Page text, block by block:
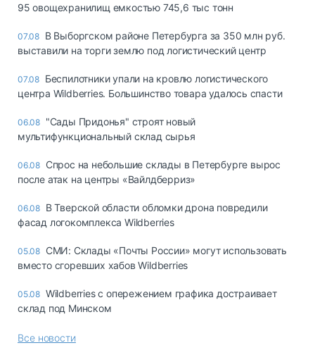
95 овощехранилищ емкостью 745,6 тыс тонн
07.08 В Выборгском районе Петербурга за 350 млн руб.
выставили на торги землю под логистический центр
07.08 Беспилотники упали на кровлю логистического
центра Wildberries. Большинство товара удалось спасти
06.08 "Сады Придонья" строят новый
мультифункциональный склад сырья
06.08 Спрос на небольшие склады в Петербурге вырос
после атак на центры «Вайлдберриз»
06.08 В Тверской области обломки дрона повредили
фасад логокомплекса Wildberries
05.08 СМИ: Склады «Почты России» могут использовать
вместо сгоревших хабов Wildberries
05.08 Wildberries с опережением графика достраивает
склад под Минском
Все новости